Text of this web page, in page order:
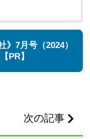
》7月号（2024）
PR】
次の記事